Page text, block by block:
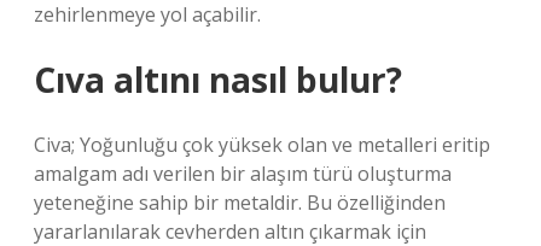
zehirlenmeye yol açabilir.
Cıva altını nasıl bulur?
Civa; Yoğunluğu çok yüksek olan ve metalleri eritip
amalgam adı verilen bir alaşım türü oluşturma
yeteneğine sahip bir metaldir. Bu özelliğinden
yararlanılarak cevherden altın çıkarmak için